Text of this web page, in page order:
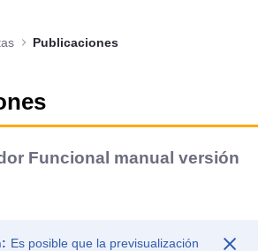
Publicaciones
Funcional manual versión
Es posible que la previsualización